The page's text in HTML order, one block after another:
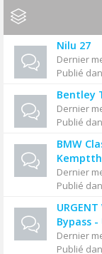
Nilu 27
Dernier
Publié
Bentley
Dernier
Publié
BMW
Dernier
Publié
Bypass -
Dernier
Publié